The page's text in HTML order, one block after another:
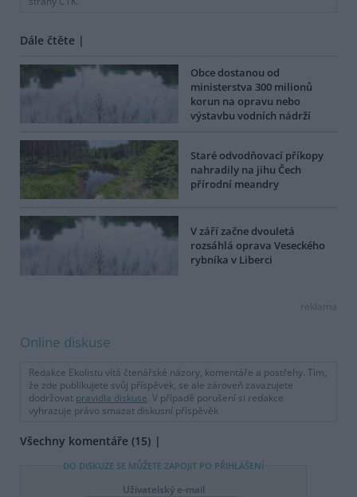
Dále čtěte |
Obce dostanou od
ministerstva 300 milionů
korun na opravu nebo
výstavbu vodních nádrží
Staré odvodňovací příkopy
nahradily na jihu Čech
přírodní meandry
V září začne dvouletá
rozsáhlá oprava Veseckého
rybníka v Liberci
reklama
Online diskuse
Redakce Ekolistu vítá čtenářské názory, komentáře a postřehy. Tím,
že zde publikujete svůj příspěvek, se ale zároveň zavazujete
dodržovat pravidla diskuse. V případě porušení si redakce
vyhrazuje právo smazat diskusní příspěvěk
Všechny komentáře (15)
DO DISKUZE SE MŮŽETE ZAPOJIT PO PŘIHLÁŠENÍ
Uživatelský e-mail